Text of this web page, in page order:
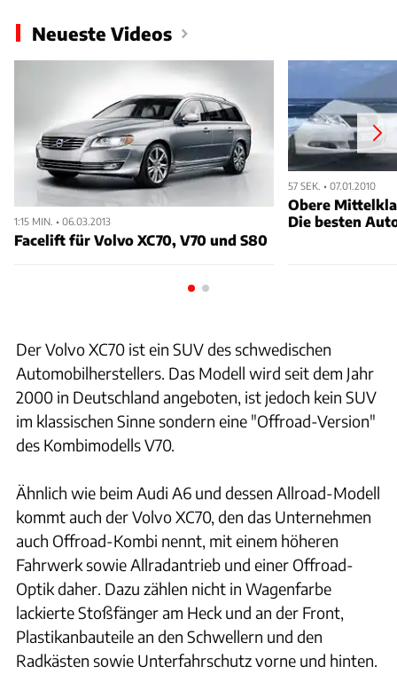
Neueste Videos
1:15 MIN. • 06.03.2013
Facelift für Volvo XC70, V70 und S80
57 SEK. • 07.01.2010
Obere
Die besten
Der Volvo XC70 ist ein SUV des schwedischen
Automobilherstellers. Das Modell wird seit dem Jahr
2000 in Deutschland angeboten, ist jedoch kein SUV
im klassischen Sinne sondern eine "Offroad-Version"
des Kombimodells V70.
Ähnlich wie beim Audi A6 und dessen Allroad-Modell
kommt auch der Volvo XC70, den das Unternehmen
auch Offroad-Kombi nennt, mit einem höheren
Fahrwerk sowie Allradantrieb und einer Offroad-
Optik daher. Dazu zählen nicht in Wagenfarbe
lackierte Stoßfänger am Heck und an der Front,
Plastikanbauteile an den Schwellern und den
Radkästen sowie Unterfahrschutz vorne und hinten.